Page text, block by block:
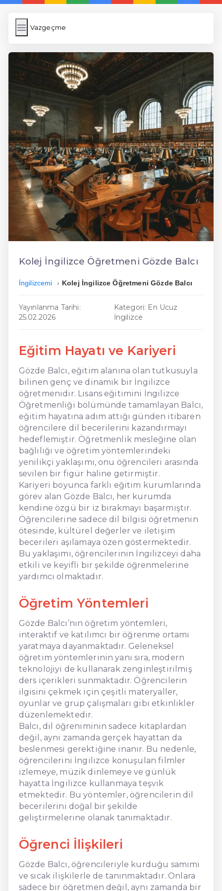
Vazgeçme
Vazgeçme
Link Kısaltma
WP Cache
Anasayfa
5 Günde İngilizce
İngilizce
Dil Eğitimi
En Hızlı İngilizce
En Kolay İngilizce
En Ucuz İngilizce
En Uygun İngilizce
Hızlı İngilizce
Kolej İngilizce Öğretmeni Gözde Balcı
İngilizcemi Kolej İngilizce Öğretmeni Gözde Balcı
Yayınlanma Tarihi:
25.02.2026
Kategori: En Ucuz
İngilizce
Eğitim Hayatı ve Kariyeri
Gözde Balcı, eğitim alanına olan tutkusuyla
bilinen genç ve dinamik bir İngilizce
öğretmenidir. Lisans eğitimini İngilizce
Öğretmenliği bölümünde tamamlayan Balcı,
eğitim hayatına adım attığı günden itibaren
öğrencilere dil becerilerini kazandırmayı
hedeflemiştir. Öğretmenlik mesleğine olan
bağlılığı ve öğretim yöntemlerindeki
yenilikçi yaklaşımı, onu öğrencileri arasında
sevilen bir figür haline getirmiştir.
Kariyeri boyunca farklı eğitim kurumlarında
görev alan Gözde Balcı, her kurumda
kendine özgü bir iz bırakmayı başarmıştır.
Öğrencilerine sadece dil bilgisi öğretmenin
ötesinde, kültürel değerler ve iletişim
becerileri aşılamaya özen göstermektedir.
Bu yaklaşımı, öğrencilerinin İngilizceyi daha
etkili ve keyifli bir şekilde öğrenmelerine
yardımcı olmaktadır.
Öğretim Yöntemleri
Gözde Balcı’nın öğretim yöntemleri,
interaktif ve katılımcı bir öğrenme ortamı
yaratmaya dayanmaktadır. Geleneksel
öğretim yöntemlerinin yanı sıra, modern
teknolojiyi de kullanarak zenginleştirilmiş
ders içerikleri sunmaktadır. Öğrencilerin
ilgisini çekmek için çeşitli materyaller,
oyunlar ve grup çalışmaları gibi etkinlikler
düzenlemektedir.
Balcı, dil öğreniminin sadece kitaplardan
değil, aynı zamanda gerçek hayattan da
beslenmesi gerektiğine inanır. Bu nedenle,
öğrencilerini İngilizce konuşulan filmler
izlemeye, müzik dinlemeye ve günlük
hayatta İngilizce kullanmaya teşvik
etmektedir. Bu yöntemler, öğrencilerin dil
becerilerini doğal bir şekilde
geliştirmelerine olanak tanımaktadır.
Öğrenci İlişkileri
Gözde Balcı, öğrencileriyle kurduğu samimi
ve sıcak ilişkilerle de tanınmaktadır. Onlara
sadece bir öğretmen değil, aynı zamanda bir